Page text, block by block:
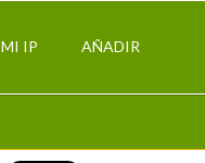
MI IP AÑADIR